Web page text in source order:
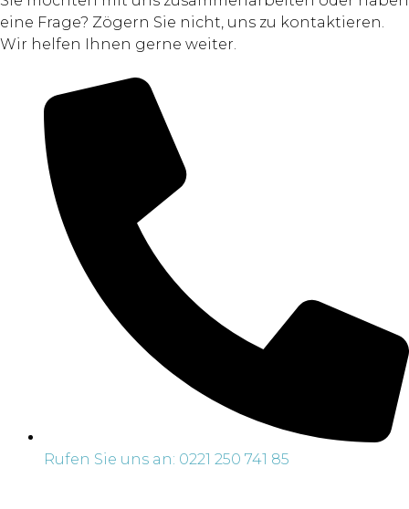
eine Frage? Zögern Sie nicht, uns zu kontaktieren.
Wir helfen Ihnen gerne weiter.
Rufen Sie uns an: 0221 250 741 85